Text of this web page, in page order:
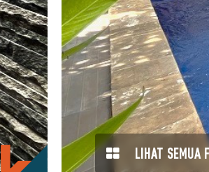
LIHAT SEMUA